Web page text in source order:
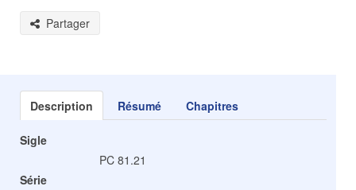
Partager
Description Résumé Chapitres
Sigle
PC 81.21
Série